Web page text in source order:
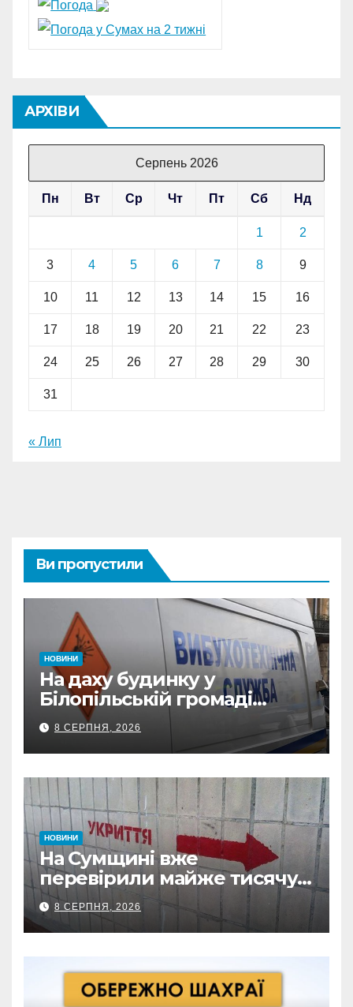
АРХІВИ
Серпень 2026
Пн Вт Ср Чт Пт Сб Нд
1 2
3 4 5 6 7 8 9
10 11 12 13 14 15 16
17 18 19 20 21 22 23
24 25 26 27 28 29 30
31
« Лип
Ви пропустили
НОВИНИ
На даху будинку у
Білопільській громаді
знайшли 120-мм міну
8 СЕРПНЯ, 2026
НОВИНИ
На Сумщині вже
перевірили майже тисячу
укриттів: де виявили
замкнені двері
8 СЕРПНЯ, 2026